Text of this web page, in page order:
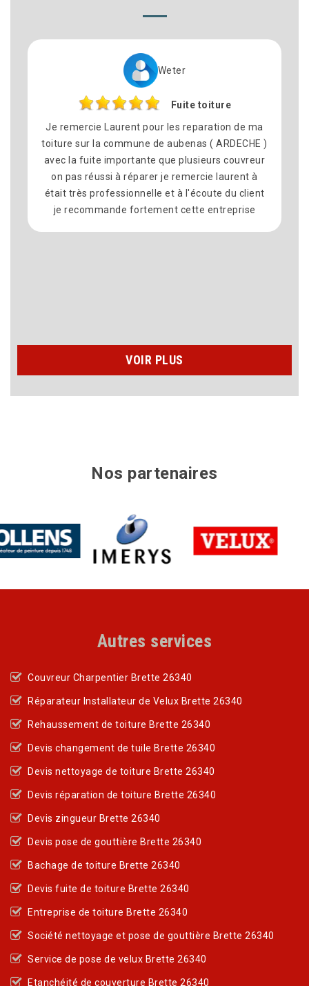
Weter
Fuite toiture
Je remercie Laurent pour les reparation de ma
toiture sur la commune de aubenas ( ARDECHE )
avec la fuite importante que plusieurs couvreur
on pas réussi à réparer je remercie laurent à
était très professionnelle et à l'écoute du client
je recommande fortement cette entreprise
VOIR PLUS
Nos partenaires
Autres services
Couvreur Charpentier Brette 26340
Réparateur Installateur de Velux Brette 26340
Rehaussement de toiture Brette 26340
Devis changement de tuile Brette 26340
Devis nettoyage de toiture Brette 26340
Devis réparation de toiture Brette 26340
Devis zingueur Brette 26340
Devis pose de gouttière Brette 26340
Bachage de toiture Brette 26340
Devis fuite de toiture Brette 26340
Entreprise de toiture Brette 26340
Société nettoyage et pose de gouttière Brette 26340
Service de pose de velux Brette 26340
Etanchéité de couverture Brette 26340